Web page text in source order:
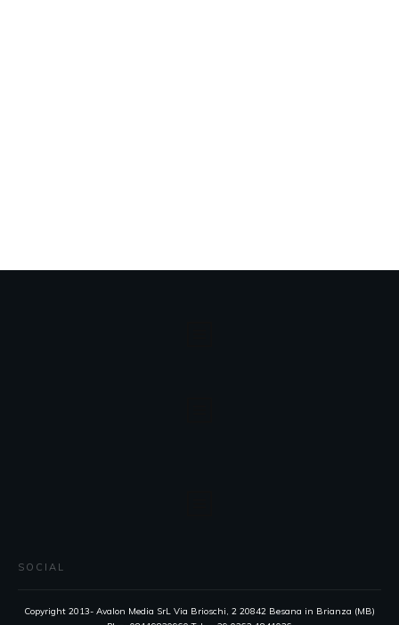
SOCIAL
Copyright 2013- Avalon Media SrL Via Brioschi, 2 20842 Besana in Brianza (MB)